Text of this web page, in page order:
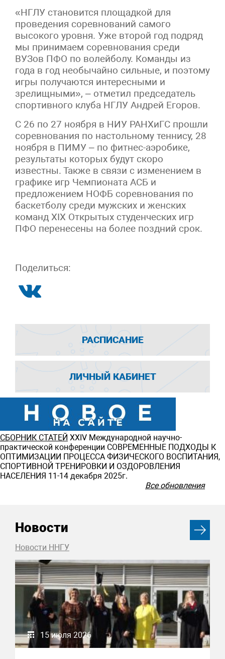
«НГЛУ становится площадкой для
проведения соревнований самого
высокого уровня. Уже второй год подряд
мы принимаем соревнования среди
ВУЗов ПФО по волейболу. Команды из
года в год необычайно сильные, и поэтому
игры получаются интересными и
зрелищными», – отметил председатель
спортивного клуба НГЛУ Андрей Егоров.
С 26 по 27 ноября в НИУ РАНХиГС прошли
соревнования по настольному теннису, 28
ноября в ПИМУ – по фитнес-аэробике,
результаты которых будут скоро
известны. Также в связи с изменением в
графике игр Чемпионата АСБ и
предложением НОФБ соревнования по
баскетболу среди мужских и женских
команд ХIX Открытых студенческих игр
ПФО перенесены на более поздний срок.
Поделиться:
РАСПИСАНИЕ
ЛИЧНЫЙ КАБИНЕТ
СБОРНИК СТАТЕЙ ХXIV Международной научно-
практической конференции СОВРЕМЕННЫЕ ПОДХОДЫ К
ОПТИМИЗАЦИИ ПРОЦЕССА ФИЗИЧЕСКОГО ВОСПИТАНИЯ,
СПОРТИВНОЙ ТРЕНИРОВКИ И ОЗДОРОВЛЕНИЯ
НАСЕЛЕНИЯ 11-14 декабря 2025г.
Все обновления
Новости
Новости ННГУ
15 июля 2026